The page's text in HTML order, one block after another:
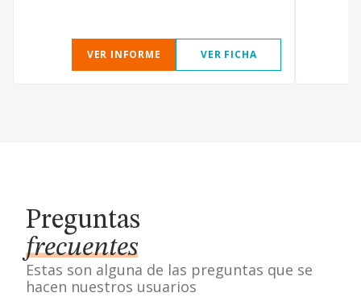
VER INFORME VER FICHA
Preguntas
frecuentes
Estas son alguna de las preguntas que se
hacen nuestros usuarios